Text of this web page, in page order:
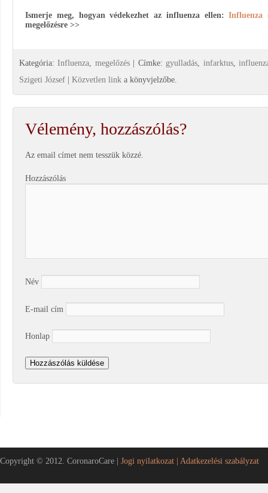
Ismerje meg, hogyan védekezhet az influenza ellen:
megelőzésre >>
Kategória:Influenza, megelőzés| Címke: gyulladás, infarktus,
Szigeti József
Közvetlen link a könyvjelzőbe.
Vélemény, hozzászólás?
Az email címet nem tesszük közzé.
Hozzászólás
Név
E-mail cím
Honlap
Copyright © 2012. CoronaroCare | Jogi nyilatkozat | Adatkezelési szabályzat